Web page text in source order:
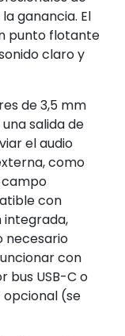
ganancia. El
punto flotante
claro y
de 3,5 mm
salida de
el audio
como
con
integrada,
necesario
con
bus USB-C o
opcional (se